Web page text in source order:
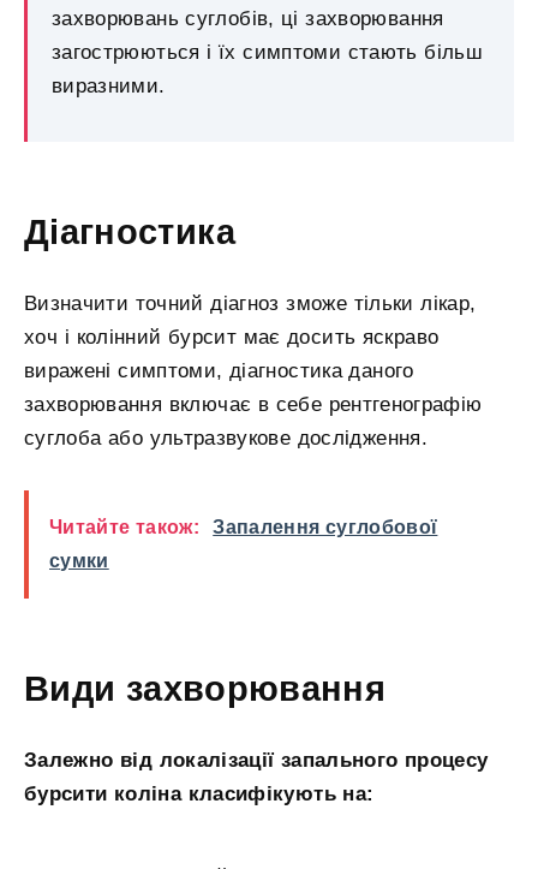
захворювань суглобів, ці захворювання
загострюються і їх симптоми стають більш
виразними.
Діагностика
Визначити точний діагноз зможе тільки лікар,
хоч і колінний бурсит має досить яскраво
виражені симптоми, діагностика даного
захворювання включає в себе рентгенографію
суглоба або ультразвукове дослідження.
Читайте також:
Запалення суглобової
сумки
Види захворювання
Залежно від локалізації запального процесу
бурсити коліна класифікують на: